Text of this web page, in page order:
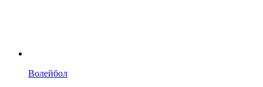
Волейбол